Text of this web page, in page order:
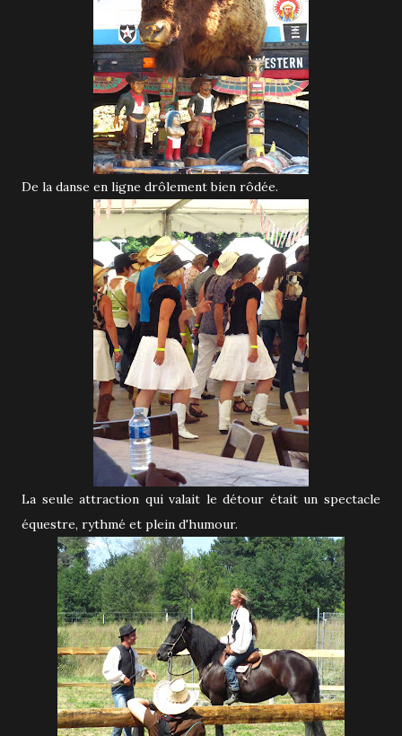
De la danse en ligne drôlement bien rôdée.
La seule attraction qui valait le détour était un spectacle
équestre, rythmé et plein d'humour.